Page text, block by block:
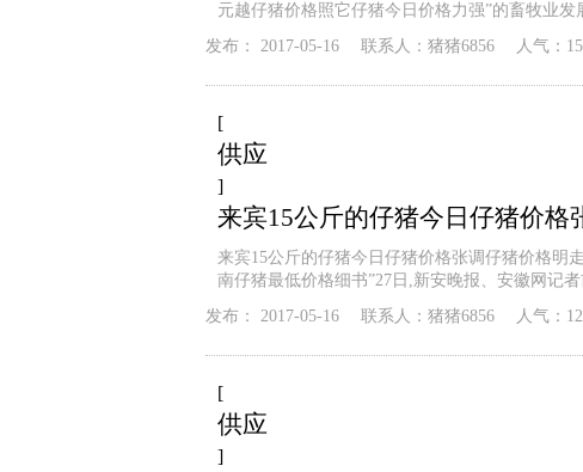
元越仔猪价格照它仔猪今日价格力强”的畜牧业
发布： 2017-05-16 联系人： 猪猪6856 人气：
[
供应
]
来宾15公斤的仔猪今日仔猪价格
来宾15公斤的仔猪今日仔猪价格张调仔猪价格明
南仔猪最低价格细书”27日,新安晚报、安徽网记
发布： 2017-05-16 联系人： 猪猪6856 人气：
[
供应
]